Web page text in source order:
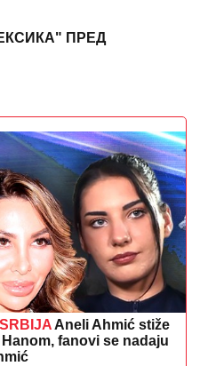
ПРЕД
Aneli Ahmić stiže
fanovi se nadaju